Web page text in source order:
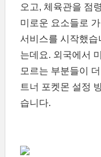
오고, 체육관을 점
미로운 요소들로
서비스를 시작했습
는데요. 외국에서
모르는 부분들이
트너 포켓몬 설정
습니다.